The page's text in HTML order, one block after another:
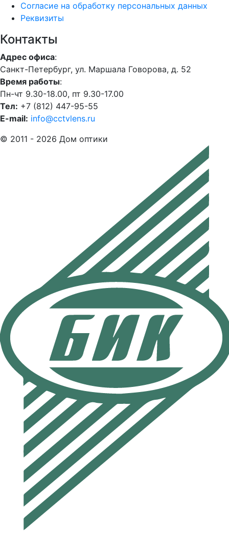
Согласие на обработку персональных данных
Реквизиты
Контакты
Адрес офиса:
Санкт-Петербург, ул. Маршала Говорова, д. 52
Время работы:
Пн-чт 9.30-18.00, пт 9.30-17.00
Тел: +7 (812) 447-95-55
E-mail: info@cctvlens.ru
© 2011 - 2026 Дом оптики